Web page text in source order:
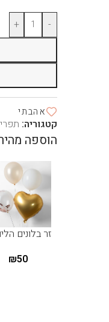
-
+
אהבתי
קטגוריה:
הוספה
זר בלונים
₪50